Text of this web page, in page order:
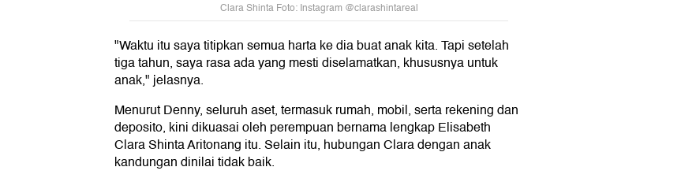
Clara Shinta Foto: Instagram @clarashintareal
"Waktu itu saya titipkan semua harta ke dia buat anak kita. Tapi setelah
tiga tahun, saya rasa ada yang mesti diselamatkan, khususnya untuk
anak," jelasnya.
Menurut Denny, seluruh aset, termasuk rumah, mobil, serta rekening dan
deposito, kini dikuasai oleh perempuan bernama lengkap Elisabeth
Clara Shinta Aritonang itu. Selain itu, hubungan Clara dengan anak
kandungan dinilai tidak baik.